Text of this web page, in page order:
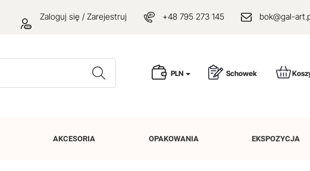
Zaloguj się / Zarejestruj +48 795 273 145 bok@gal-
Wyszukaj PLN Schowek
AKCESORIA OPAKOWANIA EKSPOZYCJA